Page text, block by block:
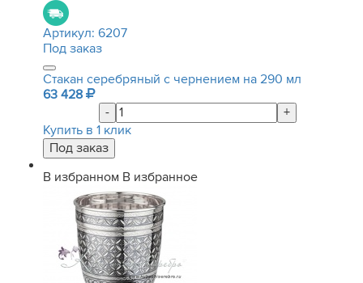
Артикул: 6207
Под заказ
Стакан серебряный с чернением на 290 мл
63 428
-
+
Купить в 1 клик
В избранном В избранное